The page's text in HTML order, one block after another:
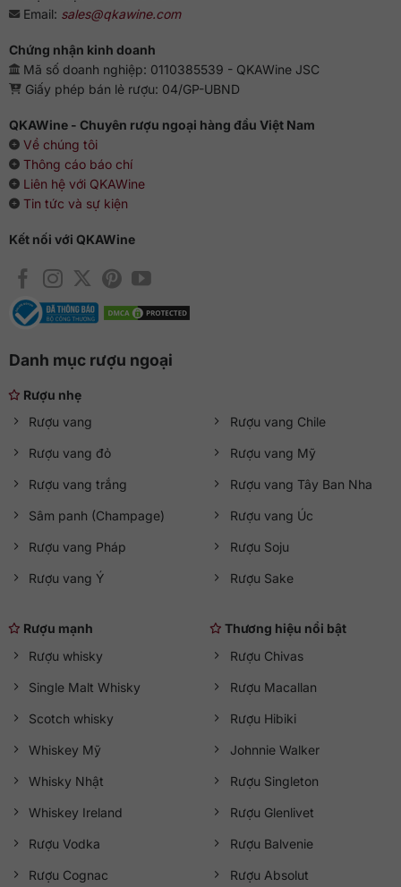
Email: sales@qkawine.com
Chứng nhận kinh doanh
Mã số doanh nghiệp: 0110385539 - QKAWine JSC
Giấy phép bán lẻ rượu: 04/GP-UBND
QKAWine - Chuyên rượu ngoại hàng đầu Việt Nam
Về chúng tôi
Thông cáo báo chí
Liên hệ với QKAWine
Tin tức và sự kiện
Kết nối với QKAWine
Danh mục rượu ngoại
Rượu nhẹ
Rượu vang
Rượu vang đỏ
Rượu vang trắng
Sâm panh (Champage)
Rượu vang Pháp
Rượu vang Ý
Rượu vang Chile
Rượu vang Mỹ
Rượu vang Tây Ban Nha
Rượu vang Úc
Rượu Soju
Rượu Sake
Rượu mạnh
Rượu whisky
Single Malt Whisky
Scotch whisky
Whiskey Mỹ
Whisky Nhật
Whiskey Ireland
Rượu Vodka
Rượu Cognac
Thương hiệu nổi bật
Rượu Chivas
Rượu Macallan
Rượu Hibiki
Johnnie Walker
Rượu Singleton
Rượu Glenlivet
Rượu Balvenie
Rượu Absolut